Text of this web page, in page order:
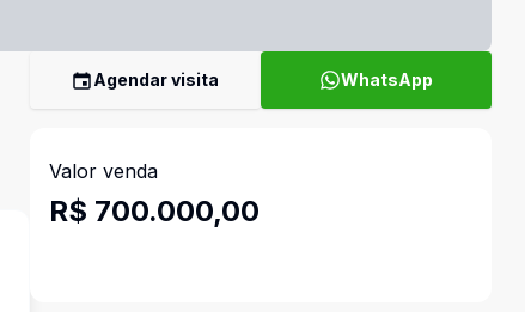
Agendar visita WhatsApp
Valor venda
R$ 700.000,00